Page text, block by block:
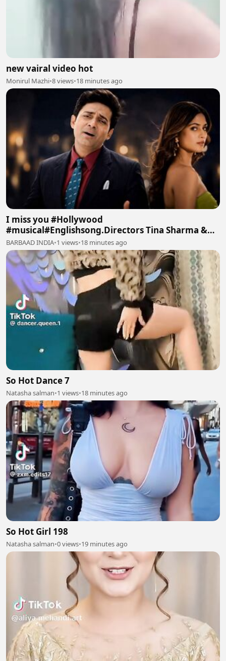
new vairal video hot
Monirul Mazhi•8 views•18 minutes ago
I miss you #Hollywood
#musical#Englishsong.Directors Tina Sharma &
Manoj Batra #TinaArtsMusic Intro
BARBAAD INDIA•1 views•18 minutes ago
So Hot Dance 7
Natasha salman•1 views•18 minutes ago
So Hot Girl 198
Natasha salman•0 views•19 minutes ago